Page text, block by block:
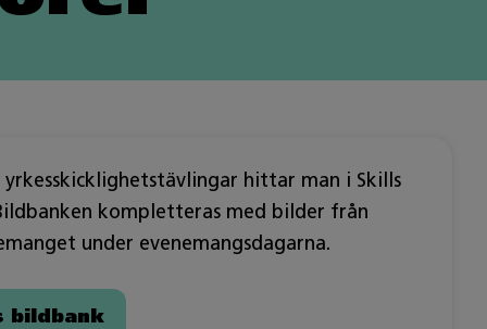
hittar man i Skills
kompletteras med bilder från
under evenemangsdagarna.
bildbank